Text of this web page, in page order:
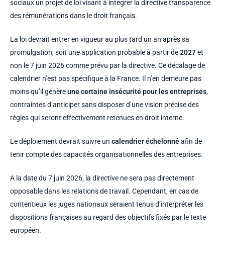
sociaux un projet de loi visant à intégrer la directive transparence
des rémunérations dans le droit français.
La loi devrait entrer en vigueur au plus tard un an après sa
promulgation, soit une application probable à partir de2027et
non le 7 juin 2026 comme prévu par la directive. Ce décalage de
calendrier n’est pas spécifique à la France. Il n’en demeure pas
moins qu’il génèreune certaine insécurité pour les entreprises,
contraintes d’anticiper sans disposer d’une vision précise des
règles qui seront effectivement retenues en droit interne.
Le déploiement devrait suivre un calendrier échelonnéafin de
tenir compte des capacités organisationnelles des entreprises.
A la date du 7 juin 2026, la directive ne sera pas directement
opposable dans les relations de travail. Cependant, en cas de
contentieux les juges nationaux seraient tenus d’interpréter les
dispositions françaises au regard des objectifs fixés par le texte
européen.